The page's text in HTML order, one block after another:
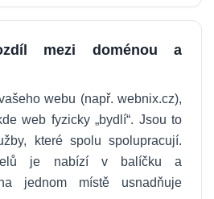
mezi doménou a
webu (např. webnix.cz),
web fyzicky „bydlí“. Jsou to
které spolu spolupracují.
je nabízí v balíčku a
jednom místě usnadňuje